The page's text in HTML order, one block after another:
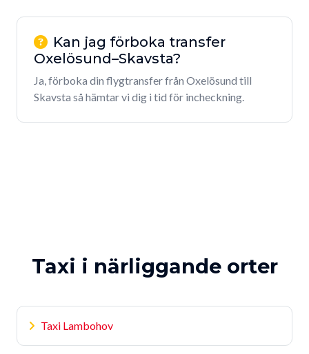
Kan jag förboka transfer
Oxelösund–Skavsta?
Ja, förboka din flygtransfer från Oxelösund till
Skavsta så hämtar vi dig i tid för incheckning.
Taxi i närliggande orter
Taxi Lambohov